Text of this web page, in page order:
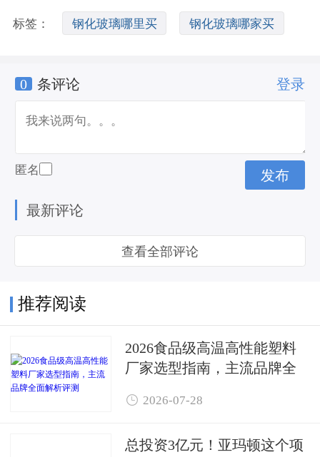
标签： 钢化玻璃哪里买 钢化玻璃哪家买
买钢化玻璃
0 条评论 登录
匿名
最新评论
查看全部评论
推荐阅读
2026食品级高温高性能塑料
厂家选型指南，主流品牌全
 2026-07-28
总投资3亿元！亚玛顿这个项